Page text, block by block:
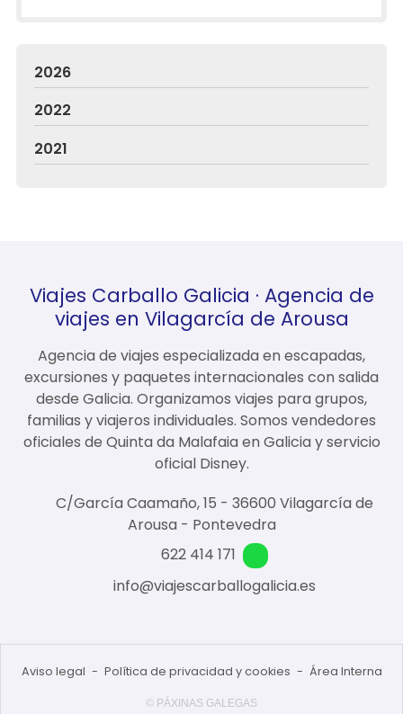
2026
2022
2021
Viajes Carballo Galicia · Agencia de
viajes en Vilagarcía de Arousa
Agencia de viajes especializada en escapadas,
excursiones y paquetes internacionales con salida
desde Galicia. Organizamos viajes para grupos,
familias y viajeros individuales. Somos vendedores
oficiales de Quinta da Malafaia en Galicia y servicio
oficial Disney.
C/García Caamaño, 15 - 36600 Vilagarcía de
Arousa - Pontevedra
622 414 171
info@viajescarballogalicia.es
Aviso legal - Política de privacidad y cookies - Área Interna
© PÁXINAS GALEGAS